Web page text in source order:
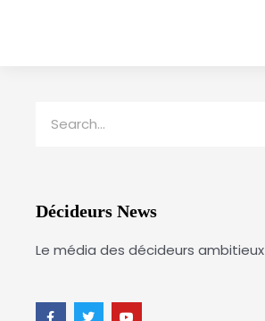
Décideurs News
Le média des décideurs ambitieux
F T Y